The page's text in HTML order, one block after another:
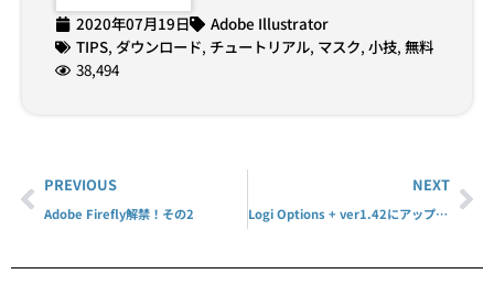
2020年07月19日
Adobe Illustrator
TIPS, ダウンロード, チュートリアル, マスク, 小技, 無料
38,494
PREVIOUS
Adobe Firefly解禁！その2
NEXT
Logi Options + ver1.42にアップデート